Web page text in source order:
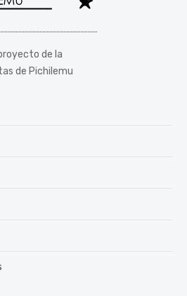
de la
de Pichilemu